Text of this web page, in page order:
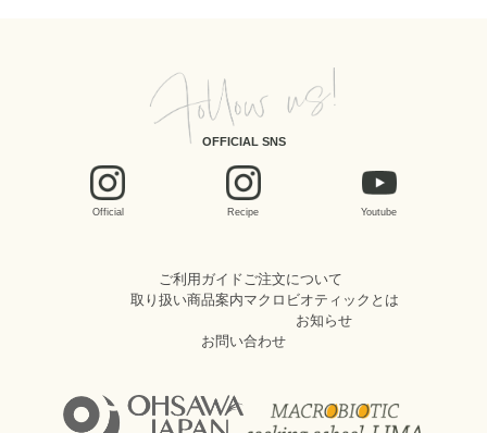
OFFICIAL SNS
Official Recipe Youtube
ご利用ガイドご注文について
取り扱い商品案内マクロビオティックとは
お知らせ
お問い合わせ